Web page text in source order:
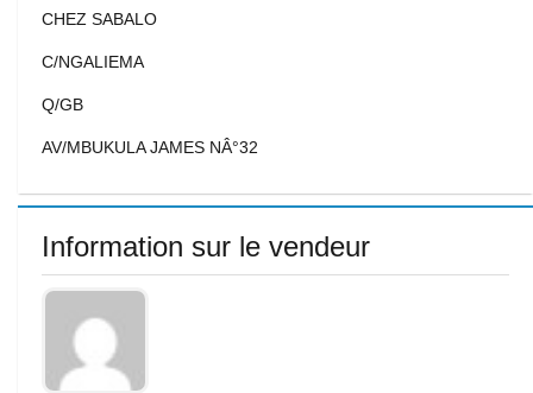
CHEZ SABALO
C/NGALIEMA
Q/GB
AV/MBUKULA JAMES NÂ°32
Information sur le vendeur